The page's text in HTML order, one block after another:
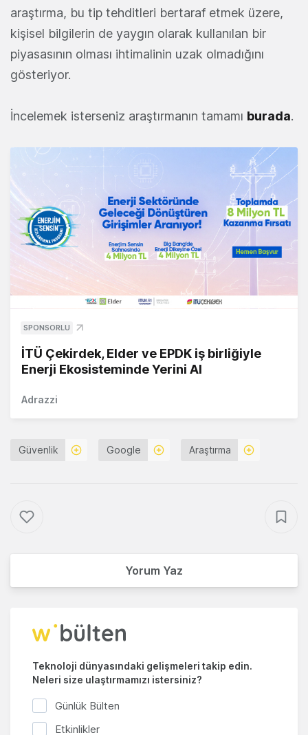
araştırma, bu tip tehditleri bertaraf etmek üzere,
kişisel bilgilerin de yaygın olarak kullanılan bir
piyasasının olması ihtimalinin uzak olmadığını
gösteriyor.
İncelemek isterseniz araştırmanın tamamı burada.
SPONSORLU
İTÜ Çekirdek, Elder ve EPDK iş birliğiyle
Enerji Ekosisteminde Yerini Al
Adrazzi
Güvenlik Google Araştırma
Yorum Yaz
Teknoloji dünyasındaki gelişmeleri takip edin.
Neleri size ulaştırmamızı istersiniz?
Günlük Bülten
Etkinlikler